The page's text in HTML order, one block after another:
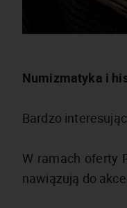
Numizmatyka i
Bardzo
W ramach oferty
nawiązują do